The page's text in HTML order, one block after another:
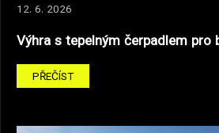
12. 6. 2026
Výhra s tepelným čerpadlem pro
PŘEČÍST